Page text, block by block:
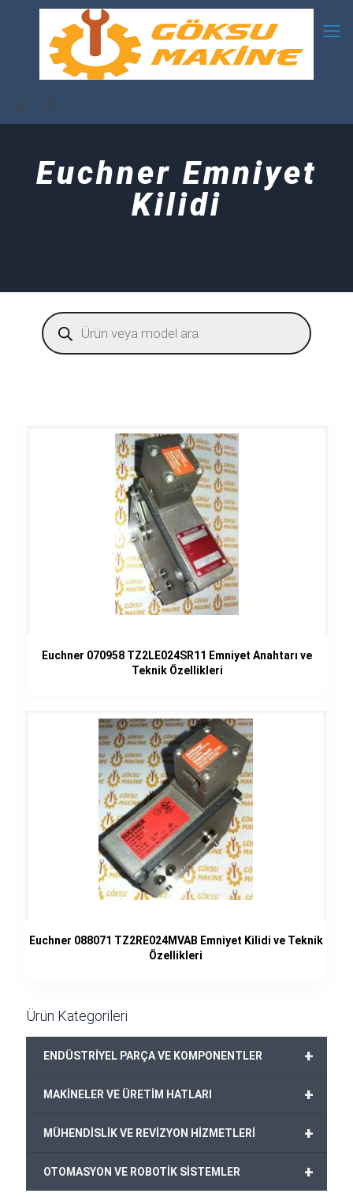
Euchner Emniyet
Kilidi
Products
search
Euchner 070958 TZ2LE024SR11 Emniyet Anahtarı ve
Teknik Özellikleri
Euchner 088071 TZ2RE024MVAB Emniyet Kilidi ve Teknik
Özellikleri
Ürün Kategorileri
+
ENDÜSTRİYEL PARÇA VE KOMPONENTLER
+
MAKİNELER VE ÜRETİM HATLARI
+
MÜHENDİSLİK VE REVİZYON HİZMETLERİ
+
OTOMASYON VE ROBOTİK SİSTEMLER